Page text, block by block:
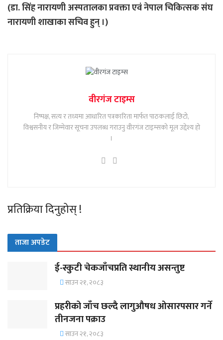
(डा. सिंह नारायणी अस्पतालका प्रवक्ता एवं नेपाल चिकित्सक संघ
नारायणी शाखाका सचिव हुन् ।)
वीरगंज टाइम्स
निष्पक्ष, सत्य र तथ्यमा आधारित पत्रकारिता मार्फत पाठकलाई छिटो,
विश्वसनीय र जिम्मेवार सूचना उपलब्ध गराउनु वीरगंज टाइम्सको मूल उद्देश्य हो
।
प्रतिक्रिया दिनुहोस् !
ताजा अपडेट
ई-स्कुटी चेकजाँचप्रति स्थानीय असन्तुष्ट
साउन २१, २०८३
प्रहरीको जाँच छल्दै लागुऔषध ओसारपसार गर्ने
तीनजना पक्राउ
साउन २१, २०८३